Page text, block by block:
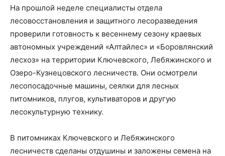
На прошлой неделе специалисты отдела
лесовосстановления и защитного лесоразведения
проверили готовность к весеннему сезону краевых
автономных учреждений «Алтайлес» и «Боровлянский
лесхоз» на территории Ключевского, Лебяжинского и
Озеро-Кузнецовского лесничеств. Они осмотрели
лесопосадочные машины, сеялки для лесных
питомников, плугов, культиваторов и другую
лесокультурную технику.
В питомниках Ключевского и Лебяжинского
лесничеств сделаны отдушины и заложены семена на